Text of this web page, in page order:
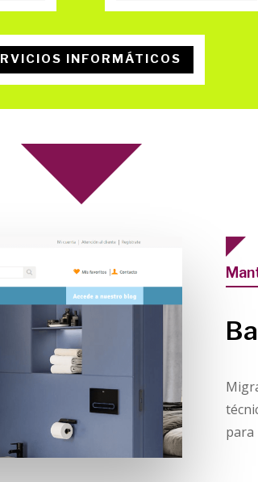
INFORMÁTICOS
para